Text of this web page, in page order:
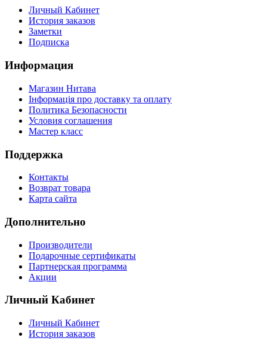
Личный Кабинет
История заказов
Заметки
Подписка
Информация
Магазин Нитава
Інформація про доставку та оплату
Политика Безопасности
Условия соглашения
Мастер класс
Поддержка
Контакты
Возврат товара
Карта сайта
Дополнительно
Производители
Подарочные сертификаты
Партнерская программа
Акции
Личный Кабинет
Личный Кабинет
История заказов